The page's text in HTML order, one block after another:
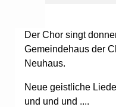
Der Chor singt
Gemeindehaus der
Neuhaus.
Neue geistliche
und und und ....